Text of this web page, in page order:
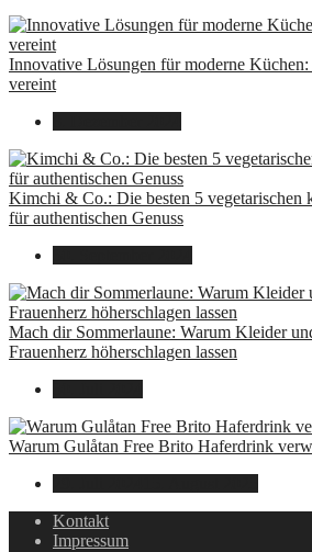
Innovative Lösungen für moderne
vereint
Kimchi & Co.: Die besten 5 vegetarischen
für authentischen Genuss
Mach dir Sommerlaune: Warum Kleider
Frauenherz höherschlagen lassen
Warum Gulåtan Free Brito Haferdrink
Kontakt
Impressum